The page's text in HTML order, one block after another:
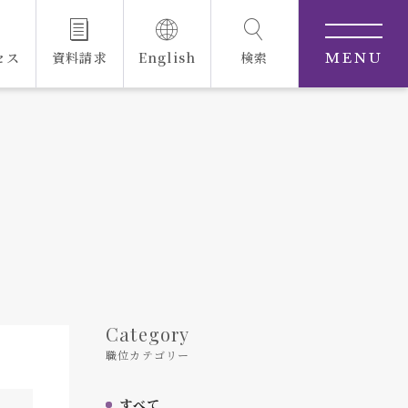
ス 資料請求 English 検索 MENU
Category
職位カテゴリー
すべて